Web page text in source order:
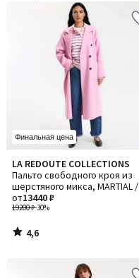
Финальная цена
LA REDOUTE COLLECTIONS
Пальто свободного кроя из
шерстяного микса, MARTIAL /
МАРШАЛ
19200 ₽-30%
от13440 ₽
4,6
/ 5
4,6
/